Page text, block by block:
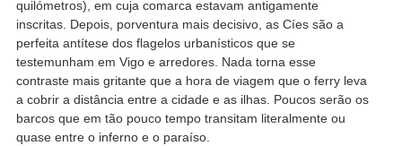
quilómetros), em cuja comarca estavam antigamente
inscritas. Depois, porventura mais decisivo, as Cíes são a
perfeita antítese dos flagelos urbanísticos que se
testemunham em Vigo e arredores. Nada torna esse
contraste mais gritante que a hora de viagem que o ferry leva
a cobrir a distância entre a cidade e as ilhas. Poucos serão os
barcos que em tão pouco tempo transitam literalmente ou
quase entre o inferno e o paraíso.